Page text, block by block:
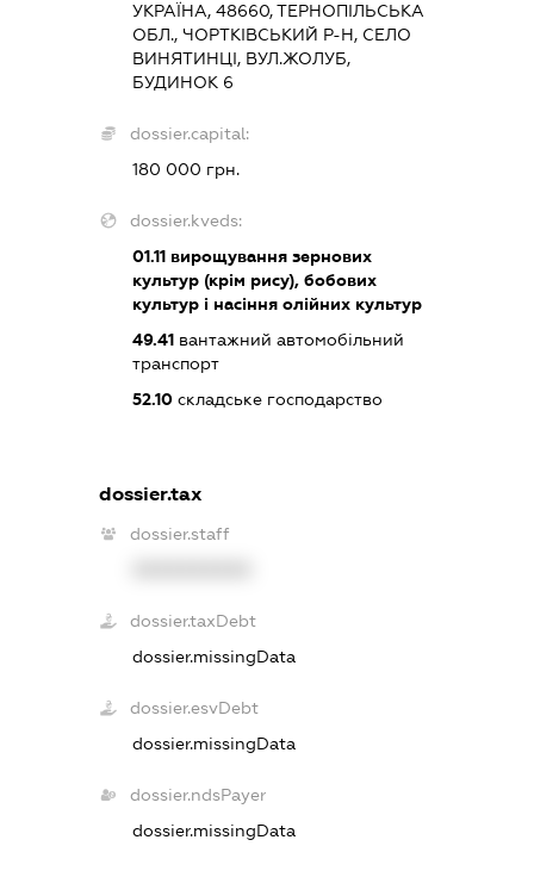
УКРАЇНА, 48660, ТЕРНОПІЛЬСЬКА
ОБЛ., ЧОРТКІВСЬКИЙ Р-Н, СЕЛО
ВИНЯТИНЦІ, ВУЛ.ЖОЛУБ,
БУДИНОК 6
dossier.capital:
180 000 грн.
dossier.kveds:
01.11 вирощування зернових
культур (крім рису), бобових
культур і насіння олійних культур
49.41 вантажний автомобільний
транспорт
52.10 складське господарство
dossier.tax
dossier.staff
dossier.taxDebt
dossier.missingData
dossier.esvDebt
dossier.missingData
dossier.ndsPayer
dossier.missingData